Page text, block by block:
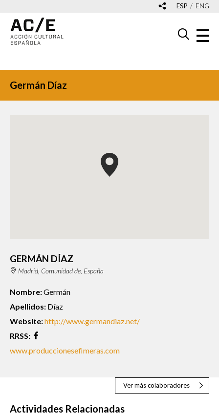
ESP ENG
Germán Díaz
GERMÁN DÍAZ
Madrid, Comunidad de, España
Nombre:Germán
Apellidos: Díaz
Website:http://www.germandiaz.net/
RRSS:
www.produccionesefimeras.com
Ver más colaboradores
Actividades Relacionadas